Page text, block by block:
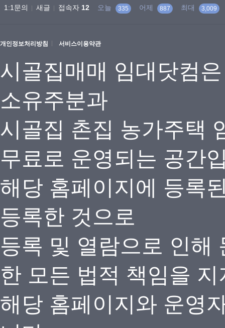
1:1문의 새글 접속자 12 오늘 335 어제 887 최대 3,009
개인정보처리방침 서비스이용약관
시골집매매 임대닷컴
소유주분과
시골집 촌집 농가주택
무료로 운영되는 공간
해당 홈페이지에 등록
등록한 것으로
등록 및 열람으로 인해
한 모든 법적 책임을
해당 홈페이지와 운영